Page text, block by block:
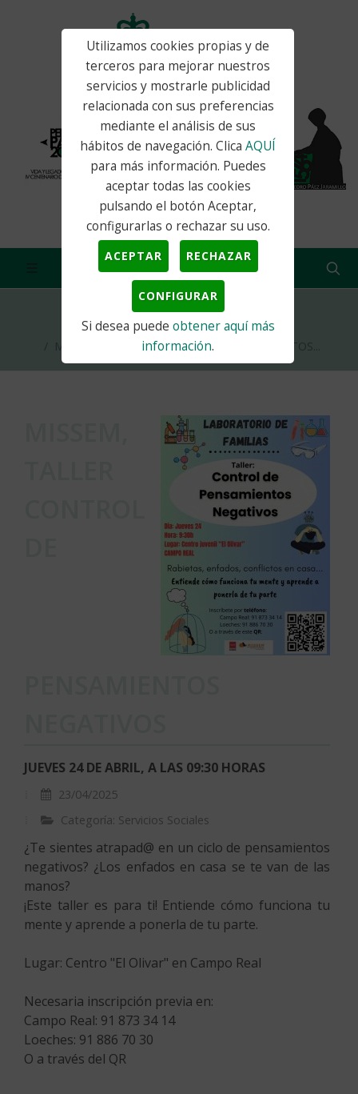
Utilizamos cookies propias y de
terceros para mejorar nuestros
servicios y mostrarle publicidad
relacionada con sus preferencias
mediante el análisis de sus
hábitos de navegación. ClicaAQUÍ
para más información. Puedes
aceptar todas las cookies
pulsando el botón Aceptar,
configurarlas o rechazar su uso.
ACEPTAR RECHAZAR
CONFIGURAR
Si desea puede obtener aquí más
información.
Inicio Actualidad
Servicios Sociales
MISSEM, TALLER CONTROL DE PENSAMIENTOS...
JUEVES 24 DE ABRIL, A LAS 09:30 HORAS
23/04/2025
Categoría: Servicios Sociales
¿Te sientes atrapad@ en un ciclo de pensamientos
negativos? ¿Los enfados en casa se te van de las
manos?
¡Este taller es para ti! Entiende cómo funciona tu
mente y aprende a ponerla de tu parte.
Lugar: Centro "El Olivar" en Campo Real
Necesaria inscripción previa en:
Campo Real: 91 873 34 14
Loeches: 91 886 70 30
O a través del QR